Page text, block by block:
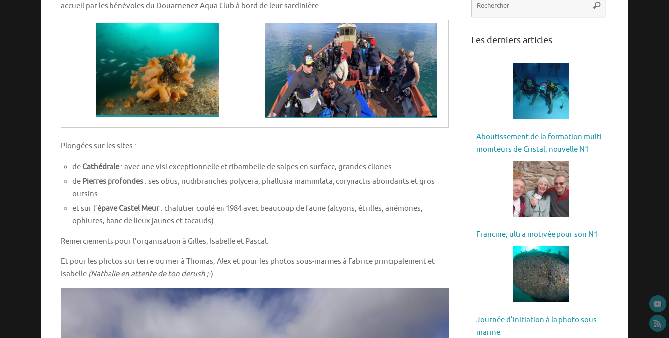
accueil par les bénévoles du Douarnenez Aqua Club à bord de leur sardinière.
Plongées sur les sites :
de Cathédrale: avec une visi exceptionnelle et ribambelle de salpes en surface, grandes cliones
de Pierres profondes: ses obus, nudibranches polycera, phallusia mammilata, corynactis abondants et gros
oursins
et sur l’épave Castel Meur: chalutier coulé en 1984 avec beaucoup de faune (alcyons, étrilles, anémones,
ophiures, banc de lieux jaunes et tacauds)
Remerciements pour l’organisation à Gilles, Isabelle et Pascal.
Et pour les photos sur terre ou mer à Thomas, Alex et pour les photos sous-marines à Fabrice principalement et
Isabelle (Nathalie en attente de ton derush ;-).
Rechercher
Les derniers articles
Aboutissement de la formation multi-
moniteurs de Cristal, nouvelle N1
Francine, ultra motivée pour son N1
Journée d’initiation à la photo sous-
marine